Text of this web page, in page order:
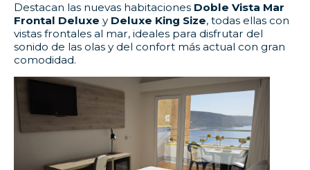
Destacan las nuevas habitaciones Doble Vista Mar
Frontal Deluxe y Deluxe King Size, todas ellas con
vistas frontales al mar, ideales para disfrutar del
sonido de las olas y del confort más actual con gran
comodidad.